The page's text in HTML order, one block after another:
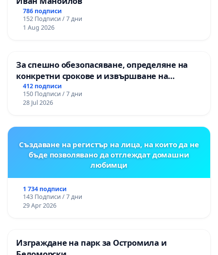
786 подписи
152 Подписи / 7 дни
1 Aug 2026
За спешно обезопасяване, определяне на
конкретни срокове и извършване на
цялостна рехабилитация на
републиканския път между пътен възел АМ
„Тракия“ - гр. Ихтиман - с. Мирово - к.к.
412 подписи
150 Подписи / 7 дни
28 Jul 2026
Създаване на регистър на лица, на които да не
бъде позволявано да отглеждат домашни
любимци
1 734 подписи
143 Подписи / 7 дни
29 Apr 2026
Изграждане на парк за Остромила и